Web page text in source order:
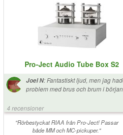
Pro-Ject Audio Tube Box S2
Joel N:Fantastiskt ljud, men jag
problem med brus och brum i början.
jordkabel. Nu är den tyst och låter riktigt
bra!
4 recensioner
"Rörbestyckat RIAA från Pro-Ject! Passar
både MM och MC-pickuper."